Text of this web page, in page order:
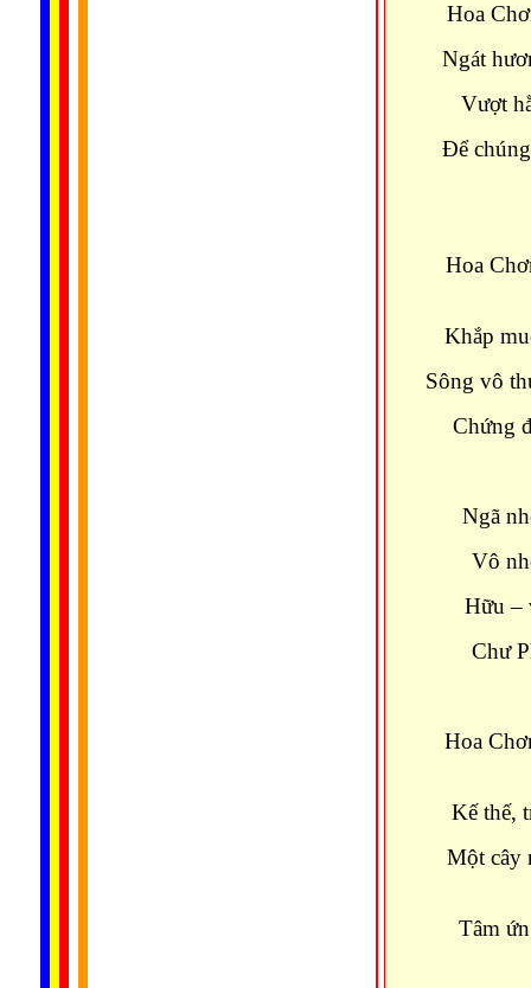
Hoa
Ngát
Vượt
Ðể
Hoa
Khắp
Sông vô
Chứng
Ngã
Vô
Hữu –
Chư
Hoa
Kế thế,
Một cây
Tâm